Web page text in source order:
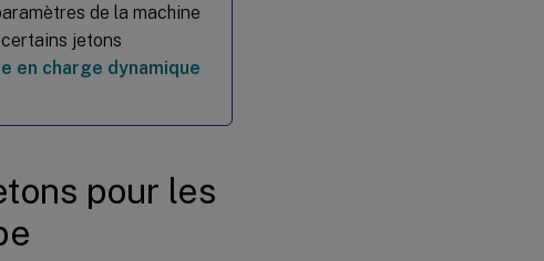
de la machine
jetons
en charge dynamique
pour les